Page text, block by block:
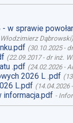
w sprawie
Dąbrowski)
(30.10.2025-
(22.09.2017- dr inż.
.pdf (24.02.2026-
2026 L .pdf (
L.pdf (14.04.2026
informacja.pdf -